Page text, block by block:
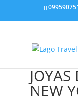
JOYAS
NEW